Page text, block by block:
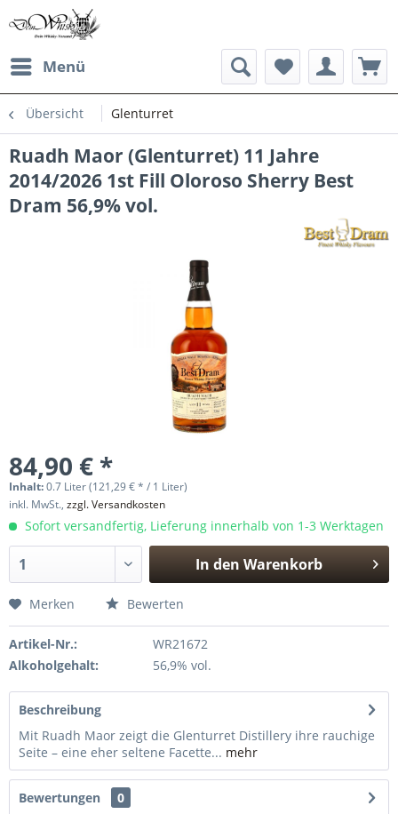
Menü
Übersicht Glenturret
Ruadh Maor (Glenturret) 11 Jahre
2014/2026 1st Fill Oloroso Sherry Best
Dram 56,9% vol.
84,90 € *
Inhalt:0.7 Liter (121,29 € * / 1 Liter)
inkl. MwSt., zzgl. Versandkosten
Sofort versandfertig, Lieferung innerhalb von 1-3 Werktagen
In den Warenkorb
Merken Bewerten
Artikel-Nr.:
WR21672
Alkoholgehalt:
56,9% vol.
Beschreibung
Mit Ruadh Maor zeigt die Glenturret Distillery ihre rauchige
Seite – eine eher seltene Facette... mehr
Bewertungen
0